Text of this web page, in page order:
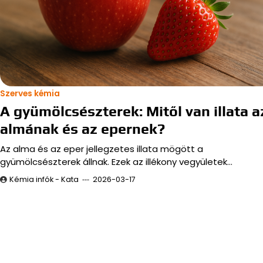
Szerves kémia
A gyümölcsészterek: Mitől van illata
almának és az epernek?
Az alma és az eper jellegzetes illata mögött a
gyümölcsészterek állnak. Ezek az illékony vegyületek…
Kémia infók - Kata 2026-03-17